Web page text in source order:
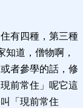
有四種，第三種
道，僧物啊，
者參學的話，修
前常住」呢它這
「現前常住